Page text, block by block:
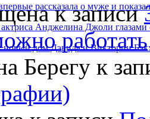
рассказала о муже и
Анджелина Джоли глазами
новый дом Дэвида и Виктории
к записи
работать
Берегу к